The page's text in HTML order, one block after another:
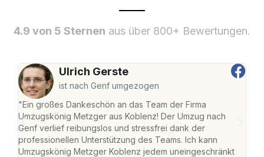
4.9 von 5 Sternen aus über 800+ Bewertungen.
Ulrich Gerste
ist nach Genf umgezogen
"Ein großes Dankeschön an das Team der Firma
Umzugskönig Metzger aus Koblenz! Der Umzug nach
Genf verlief reibungslos und stressfrei dank der
professionellen Unterstützung des Teams. Ich kann
Umzugskönig Metzger Koblenz jedem uneingeschränkt